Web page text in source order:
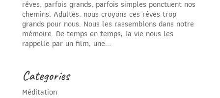
rêves, parfois grands, parfois simples ponctuent nos
chemins. Adultes, nous croyons ces rêves trop
grands pour nous. Nous les rassemblons dans notre
mémoire. De temps en temps, la vie nous les
rappelle par un film, une...
Categories
Méditation